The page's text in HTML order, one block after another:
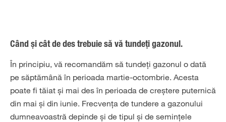
Când și cât de des trebuie să vă tundeți gazonul.
În principiu, vă recomandăm să tundeți gazonul o dată
pe săptămână în perioada martie-octombrie. Acesta
poate fi tăiat și mai des în perioada de creștere puternică
din mai și din iunie. Frecvența de tundere a gazonului
dumneavoastră depinde și de tipul și de semințele